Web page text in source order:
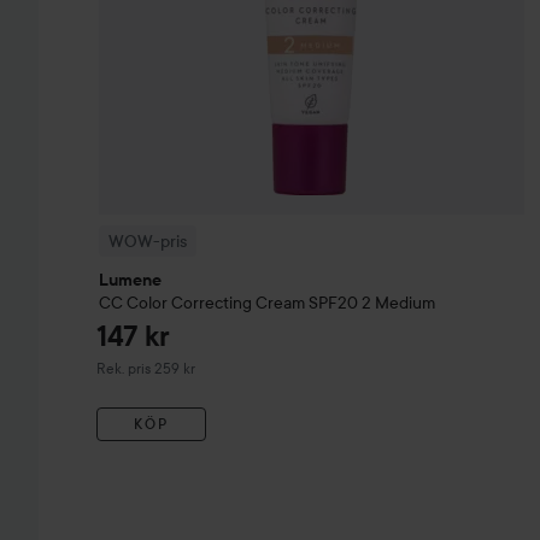
WOW-pris
Lumene
CC Color Correcting Cream SPF20 2 Medium
147 kr
Rek. pris 259 kr
Rekommenderat pris 259 kr
KÖP
CCColor Correcting Cream SPF20